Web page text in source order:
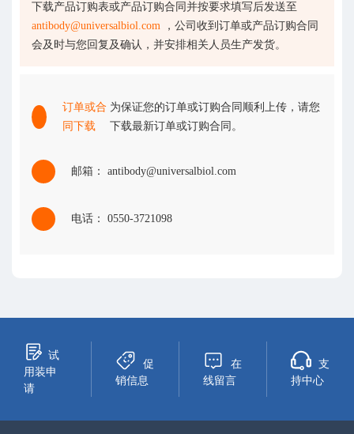
下载产品订购表或产品订购合同并按要求填写后发送至
antibody@universalbiol.com ，公司收到订单或产品订购合同
会及时与您回复及确认，并安排相关人员生产发货。
订单或合
同下载
为保证您的订单或订购合同顺利上传，请您
下载最新订单或订购合同。
邮箱： antibody@universalbiol.com
电话： 0550-3721098
试
用装申
请
促
销信息
在
线留言
支
持中心